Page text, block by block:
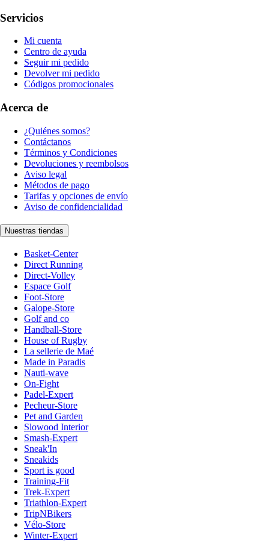
Servicios
Mi cuenta
Centro de ayuda
Seguir mi pedido
Devolver mi pedido
Códigos promocionales
Acerca de
¿Quiénes somos?
Contáctanos
Términos y Condiciones
Devoluciones y reembolsos
Aviso legal
Métodos de pago
Tarifas y opciones de envío
Aviso de confidencialidad
Nuestras tiendas
Basket-Center
Direct Running
Direct-Volley
Espace Golf
Foot-Store
Galope-Store
Golf and co
Handball-Store
House of Rugby
La sellerie de Maé
Made in Paradis
Nauti-wave
On-Fight
Padel-Expert
Pecheur-Store
Pet and Garden
Slowood Interior
Smash-Expert
Sneak'In
Sneakids
Sport is good
Training-Fit
Trek-Expert
Triathlon-Expert
TripNBikers
Vélo-Store
Winter-Expert